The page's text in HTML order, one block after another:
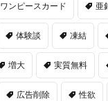
ワンピースカード 亜
体験談 凍結
増大 実質無料
広告削除 性欲